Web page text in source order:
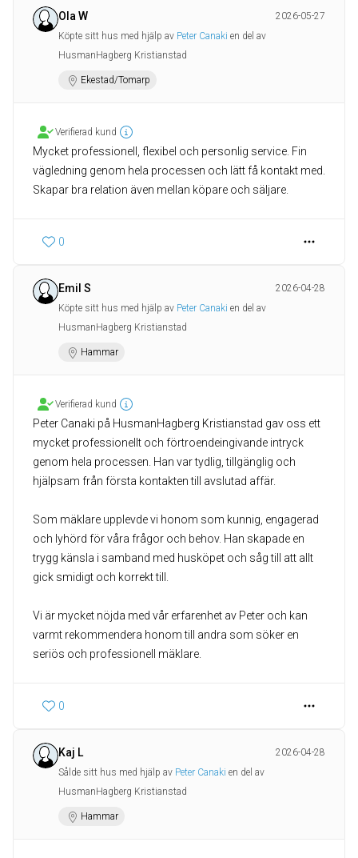
Ola W
2026-05-27
Köpte sitt hus med hjälp av Peter Canaki en del av
HusmanHagberg Kristianstad
Ekestad/Tomarp
Verifierad kund
Mycket professionell, flexibel och personlig service. Fin
vägledning genom hela processen och lätt få kontakt med.
Skapar bra relation även mellan köpare och säljare.
0
Emil S
2026-04-28
Köpte sitt hus med hjälp av Peter Canaki en del av
HusmanHagberg Kristianstad
Hammar
Verifierad kund
Peter Canaki på HusmanHagberg Kristianstad gav oss ett
mycket professionellt och förtroendeingivande intryck
genom hela processen. Han var tydlig, tillgänglig och
hjälpsam från första kontakten till avslutad affär.
Som mäklare upplevde vi honom som kunnig, engagerad
och lyhörd för våra frågor och behov. Han skapade en
trygg känsla i samband med husköpet och såg till att allt
gick smidigt och korrekt till.
Vi är mycket nöjda med vår erfarenhet av Peter och kan
varmt rekommendera honom till andra som söker en
seriös och professionell mäklare.
0
Kaj L
2026-04-28
Sålde sitt hus med hjälp av Peter Canaki en del av
HusmanHagberg Kristianstad
Hammar